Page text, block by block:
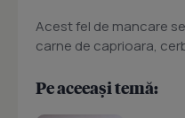
Acest fel de mancare
carne de caprioara,
Pe aceeași temă: